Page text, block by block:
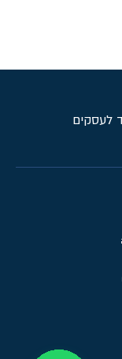
לעסקים